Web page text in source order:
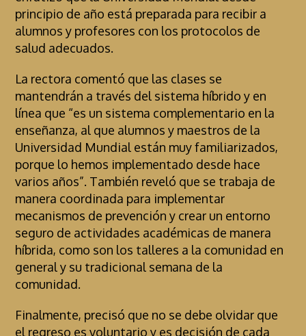
principio de año está preparada para recibir a
alumnos y profesores con los protocolos de
salud adecuados.
La rectora comentó que las clases se
mantendrán a través del sistema híbrido y en
línea que “es un sistema complementario en la
enseñanza, al que alumnos y maestros de la
Universidad Mundial están muy familiarizados,
porque lo hemos implementado desde hace
varios años”. También reveló que se trabaja de
manera coordinada para implementar
mecanismos de prevención y crear un entorno
seguro de actividades académicas de manera
híbrida, como son los talleres a la comunidad en
general y su tradicional semana de la
comunidad.
Finalmente, precisó que no se debe olvidar que
el regreso es voluntario y es decisión de cada